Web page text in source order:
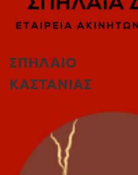
ΣΠΗΛΑΙΟ
ΚΑΣΤΑΝΙΑΣ